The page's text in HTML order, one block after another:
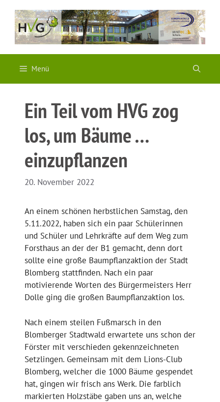
Inhalt
springen
Menü
Ein Teil vom HVG zog
los, um Bäume …
einzupflanzen
20. November 2022
An einem schönen herbstlichen Samstag, den
5.11.2022, haben sich ein paar Schülerinnen
und Schüler und Lehrkräfte auf dem Weg zum
Forsthaus an der der B1 gemacht, denn dort
sollte eine große Baumpflanzaktion der Stadt
Blomberg stattfinden. Nach ein paar
motivierende Worten des Bürgermeisters Herr
Dolle ging die großen Baumpflanzaktion los.
Nach einem steilen Fußmarsch in den
Blomberger Stadtwald erwartete uns schon der
Förster mit verschieden gekennzeichneten
Setzlingen. Gemeinsam mit dem Lions-Club
Blomberg, welcher die 1000 Bäume gespendet
hat, gingen wir frisch ans Werk. Die farblich
markierten Holzstäbe gaben uns an, welche